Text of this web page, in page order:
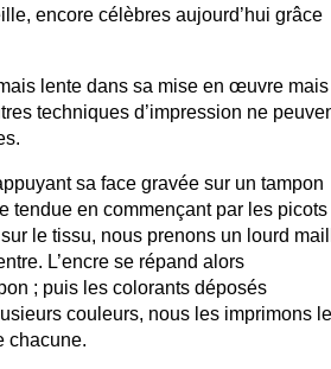
encore célèbres aujourd’hui grâce
lente dans sa mise en œuvre mais
techniques d’impression ne
sa face gravée sur un tampon
tendue en commençant par les picots
le tissu, nous prenons un lourd
L’encre se répand alors
; puis les colorants déposés
couleurs, nous les imprimons
chacune.